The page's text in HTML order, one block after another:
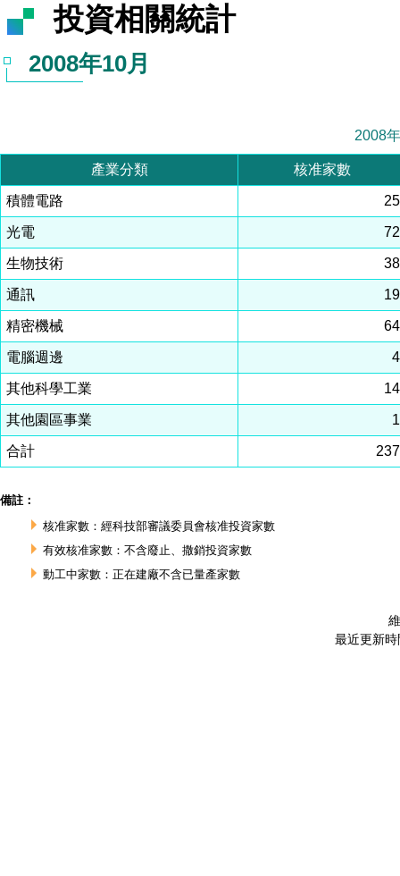
投資相關統計
2008年10月
2008
產業分類 核准家數
積體電路 25
光電 72
生物技術 38
通訊 19
精密機械 64
電腦週邊 4
其他科學工業 14
其他園區事業 1
合計 237
備註：
核准家數：經科技部審議委員會核准投資家數
有效核准家數：不含廢止、撒銷投資家數
動工中家數：正在建廠不含已量產家數
最近更新